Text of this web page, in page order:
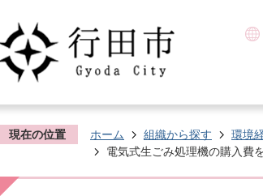
現在の位置 ホーム 組織から探す 環境
電気式生ごみ処理機の購入費